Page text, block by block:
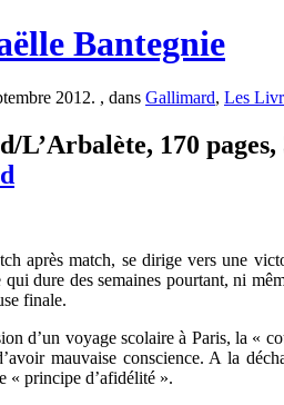
Bantegnie
2012. , dans Gallimard, Les
L’Arbalète, 170
après match, se dirige vers une
dure des semaines pourtant, ni
finale.
d’un voyage scolaire à Paris, la «
mauvaise conscience. A la
« principe d’afidélité ».